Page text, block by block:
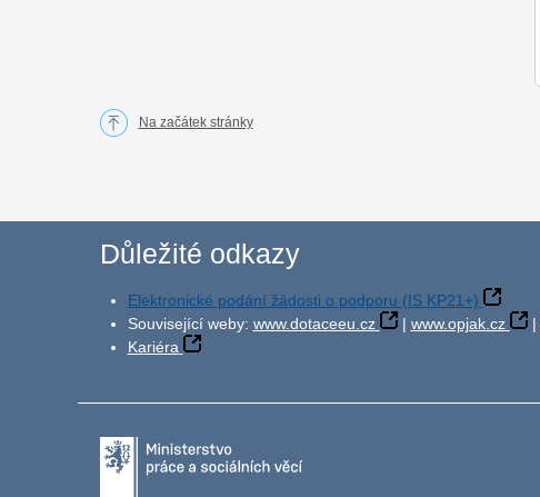
Na začátek stránky
Důležité odkazy
Elektronické podání žádosti o podporu (IS KP21+)
Související weby: www.dotaceeu.cz | www.opjak.cz |
Kariéra